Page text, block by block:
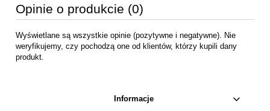
Opinie o produkcie (0)
Wyświetlane są wszystkie opinie (pozytywne i negatywne). Nie
weryfikujemy, czy pochodzą one od klientów, którzy kupili dany
produkt.
Informacje